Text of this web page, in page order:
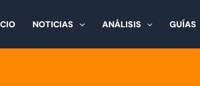
NOTICIAS ANÁLISIS GUÍAS